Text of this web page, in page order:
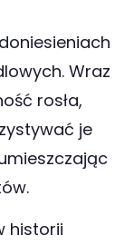
Wraz
rosła,
je
historii